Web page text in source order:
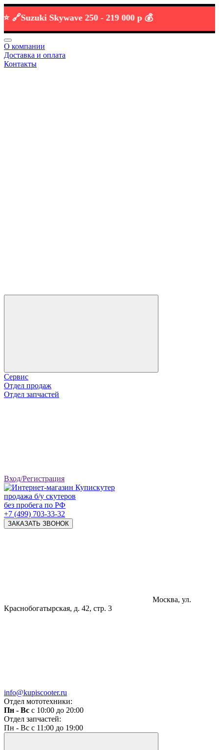
Skywave 250 - 219 000 р 💰
О компании
Доставка и оплата
Контакты
Сервис
Отдел продаж
Отдел запчастей
Вход/Регистрация
продажа б/у скутеров
без пробега по РФ
+7 (499) 703-33-32
ЗАКАЗАТЬ ЗВОНОК
Москва, ул.
Краснобогатырская, д. 42, стр. 3
info@kupiscooter.ru
Отдел мототехники:
Пн - Вс с 10:00 до 20:00
Отдел запчастей:
Пн - Вс с 11:00 до 19:00